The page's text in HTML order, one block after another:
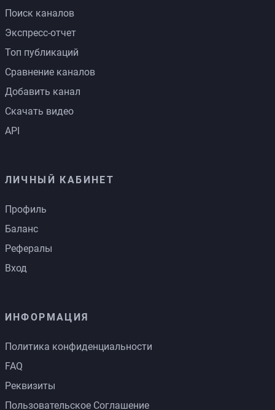
Поиск каналов
Экспресс-отчет
Топ публикаций
Сравнение каналов
Добавить канал
Скачать видео
API
ЛИЧНЫЙ КАБИНЕТ
Профиль
Баланс
Рефералы
Вход
ИНФОРМАЦИЯ
Политика конфиденциальности
FAQ
Реквизиты
Пользовательское Соглашение